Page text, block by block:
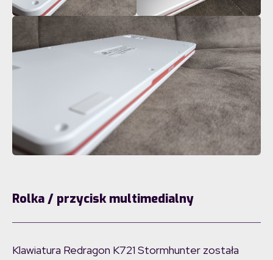
Rolka / przycisk multimedialny
Klawiatura Redragon K721 Stormhunter została